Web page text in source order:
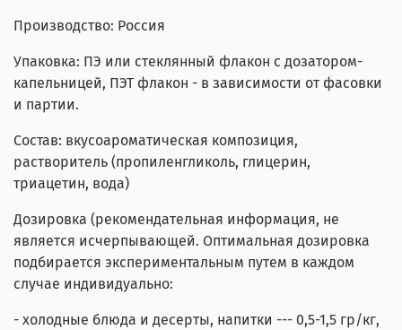
Производство: Россия
Упаковка: ПЭ или стеклянный флакон с дозатором-
капельницей, ПЭТ флакон - в зависимости от фасовки
и партии.
Состав: вкусоароматическая композиция,
растворитель (пропиленгликоль, глицерин,
триацетин, вода)
Дозировка (рекомендательная информация, не
является исчерпывающей. Оптимальная дозировка
подбирается экспериментальным путем в каждом
случае индивидуально:
- холодные блюда и десерты, напитки --- 0,5-1,5 гр/кг,